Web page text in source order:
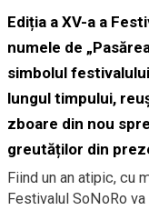
Ediția a XV-a a
numele de
simbolul
lungul timpului,
zboare din nou
greutăților din
Fiind un an atipic, cu
Festivalul SoNoRo